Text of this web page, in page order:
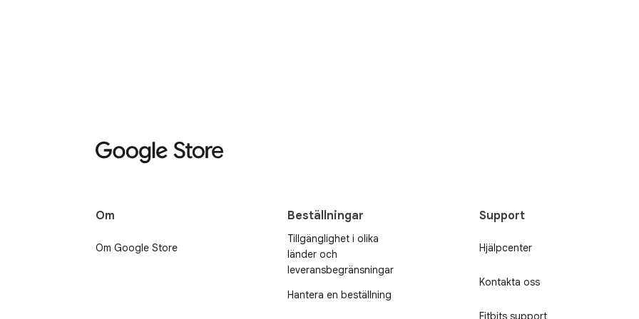
Om
Om Google Store
Beställningar
Tillgänglighet i olika
länder och
leveransbegränsningar
Hantera en beställning
Support
Hjälpcenter
Kontakta oss
Fitbits support